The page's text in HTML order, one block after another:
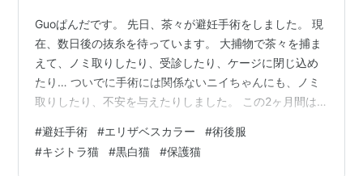
Guoぱんだです。 先日、茶々が避妊手術をしました。 現
在、数日後の抜糸を待っています。 大捕物で茶々を捕ま
えて、ノミ取りしたり、受診したり、ケージに閉じ込め
たり… ついでに手術には関係ないニイちゃんにも、ノミ
取りしたり、不安を与えたりしました。 この2ヶ月間は
さて、手術後の茶々は、もっと大暴れで、カラーや術後
服（今までの手術をお願いしていた以前の病院ではなか
#避妊手術 #エリザベスカラー #術後服
#キジトラ猫 #黒白猫 #保護猫